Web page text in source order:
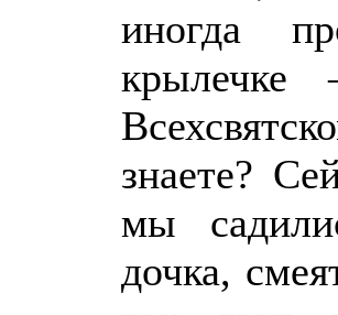
иногда
знаете?
мы
дочка,